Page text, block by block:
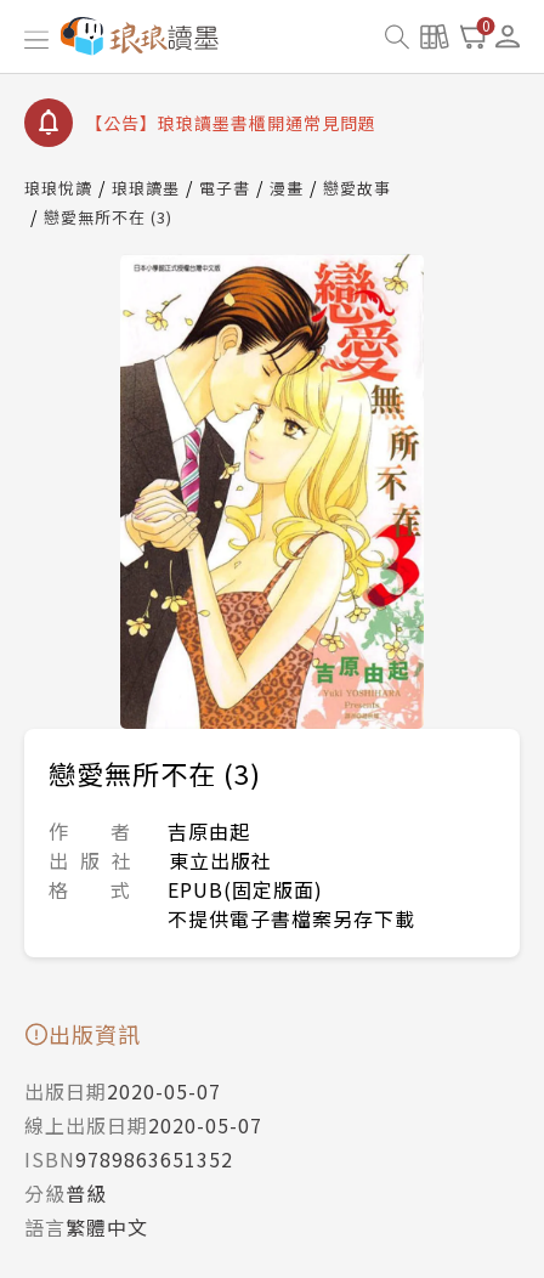
0
【公告】琅琅書店服務升級重要說明及資產合併結果
查詢
【公告】琅琅讀墨數位閱讀資產合併與書櫃開通申請
【公告】琅琅讀墨書櫃開通常見問題
請圖文教學
【公告】琅琅書店服務升級重要說明及資產合併結果
查詢
【公告】琅琅讀墨數位閱讀資產合併與書櫃開通申請
琅琅悅讀 琅琅讀墨 電子書 漫畫
戀愛故事
戀愛無所不在 (3)
戀愛無所不在 (3)
作 者
吉原由起
出 版 社
東立出版社
格 式
EPUB(固定版面)
不提供電子書檔案另存下載
出版資訊
出版日期2020-05-07
線上出版日期2020-05-07
ISBN9789863651352
分級普級
語言繁體中文